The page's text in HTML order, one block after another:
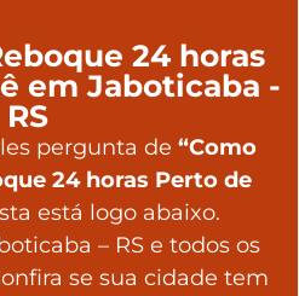
24 horas
em Jaboticaba -
RS
pergunta de “Como
24 horas Perto de
está logo abaixo.
– RS e todos os
se sua cidade tem